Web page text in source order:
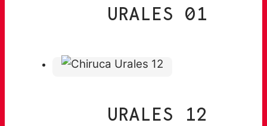
URALES 01
URALES 12